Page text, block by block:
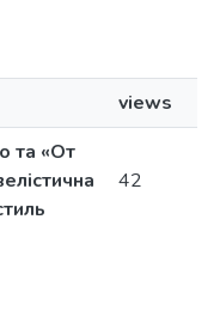
views
та «От
42